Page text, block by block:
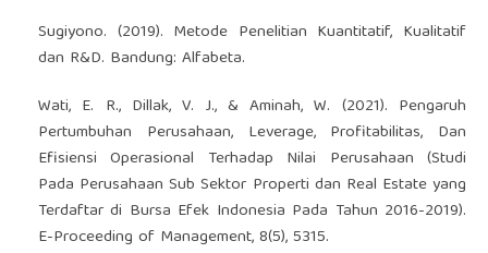
Sugiyono. (2019). Metode Penelitian Kuantitatif, Kualitatif
dan R&D. Bandung: Alfabeta.
Wati, E. R., Dillak, V. J., & Aminah, W. (2021). Pengaruh
Pertumbuhan Perusahaan, Leverage, Profitabilitas, Dan
Efisiensi Operasional Terhadap Nilai Perusahaan (Studi
Pada Perusahaan Sub Sektor Properti dan Real Estate yang
Terdaftar di Bursa Efek Indonesia Pada Tahun 2016-2019).
E-Proceeding of Management, 8(5), 5315.